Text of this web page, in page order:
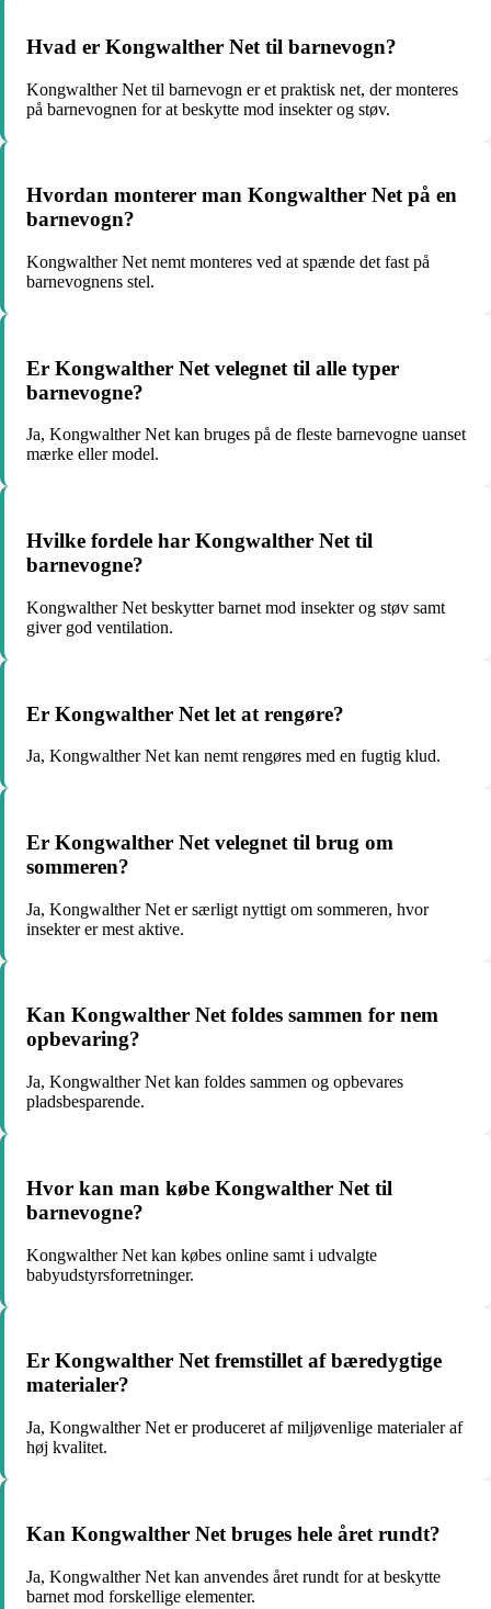
Hvad er Kongwalther Net til barnevogn?
Kongwalther Net til barnevogn er et praktisk net, der monteres
på barnevognen for at beskytte mod insekter og støv.
Hvordan monterer man Kongwalther Net på en
barnevogn?
Kongwalther Net nemt monteres ved at spænde det fast på
barnevognens stel.
Er Kongwalther Net velegnet til alle typer
barnevogne?
Ja, Kongwalther Net kan bruges på de fleste barnevogne uanset
mærke eller model.
Hvilke fordele har Kongwalther Net til
barnevogne?
Kongwalther Net beskytter barnet mod insekter og støv samt
giver god ventilation.
Er Kongwalther Net let at rengøre?
Ja, Kongwalther Net kan nemt rengøres med en fugtig klud.
Er Kongwalther Net velegnet til brug om
sommeren?
Ja, Kongwalther Net er særligt nyttigt om sommeren, hvor
insekter er mest aktive.
Kan Kongwalther Net foldes sammen for nem
opbevaring?
Ja, Kongwalther Net kan foldes sammen og opbevares
pladsbesparende.
Hvor kan man købe Kongwalther Net til
barnevogne?
Kongwalther Net kan købes online samt i udvalgte
babyudstyrsforretninger.
Er Kongwalther Net fremstillet af bæredygtige
materialer?
Ja, Kongwalther Net er produceret af miljøvenlige materialer af
høj kvalitet.
Kan Kongwalther Net bruges hele året rundt?
Ja, Kongwalther Net kan anvendes året rundt for at beskytte
barnet mod forskellige elementer.